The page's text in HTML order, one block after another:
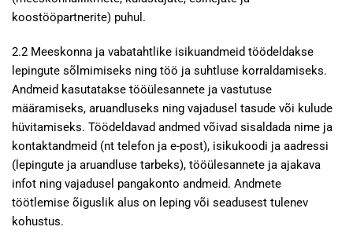
koostööpartnerite) puhul.
2.2 Meeskonna ja vabatahtlike isikuandmeid töödeldakse
lepingute sõlmimiseks ning töö ja suhtluse korraldamiseks.
Andmeid kasutatakse tööülesannete ja vastutuse
määramiseks, aruandluseks ning vajadusel tasude või kulude
hüvitamiseks. Töödeldavad andmed võivad sisaldada nime ja
kontaktandmeid (nt telefon ja e-post), isikukoodi ja aadressi
(lepingute ja aruandluse tarbeks), tööülesannete ja ajakava
infot ning vajadusel pangakonto andmeid. Andmete
töötlemise õiguslik alus on leping või seadusest tulenev
kohustus.